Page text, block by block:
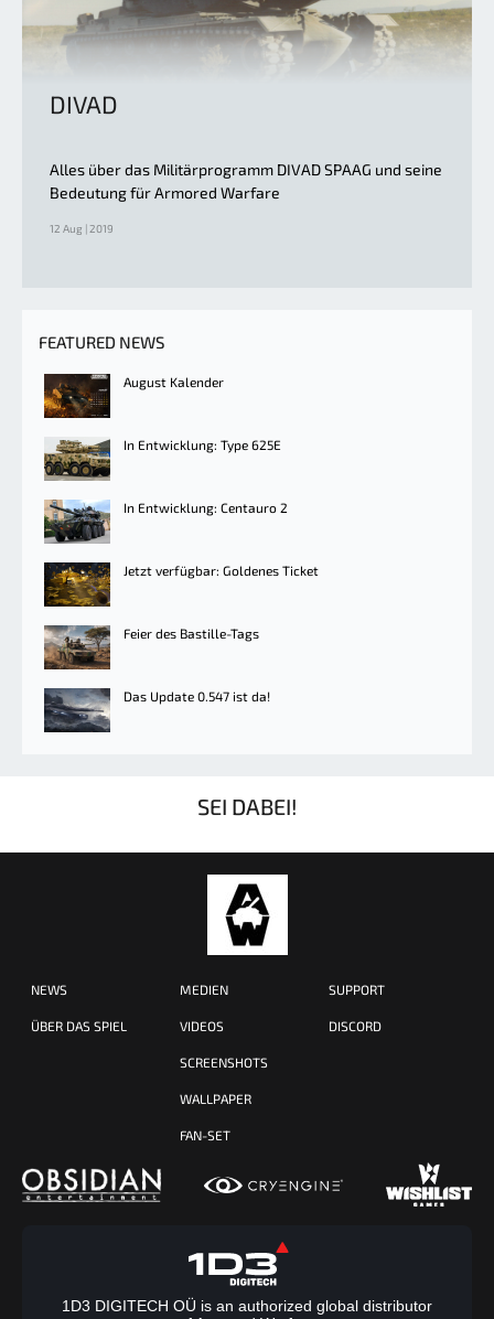
DIVAD
Alles über das Militärprogramm DIVAD SPAAG und seine
Bedeutung für Armored Warfare
12 Aug | 2019
FEATURED NEWS
August Kalender
In Entwicklung: Type 625E
In Entwicklung: Centauro 2
Jetzt verfügbar: Goldenes Ticket
Feier des Bastille-Tags
Das Update 0.547 ist da!
SEI DABEI!
NEWS
ÜBER DAS SPIEL
MEDIEN
VIDEOS
SCREENSHOTS
WALLPAPER
FAN-SET
SUPPORT
DISCORD
1D3 DIGITECH OÜ is an authorized global distributor